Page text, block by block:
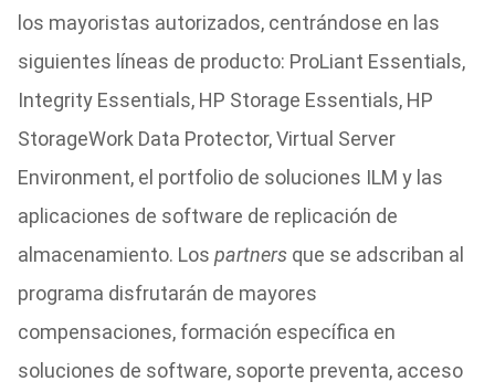
los mayoristas autorizados, centrándose en las
siguientes líneas de producto: ProLiant Essentials,
Integrity Essentials, HP Storage Essentials, HP
StorageWork Data Protector, Virtual Server
Environment, el portfolio de soluciones ILM y las
aplicaciones de software de replicación de
almacenamiento. Los partnersque se adscriban al
programa disfrutarán de mayores
compensaciones, formación específica en
soluciones de software, soporte preventa, acceso